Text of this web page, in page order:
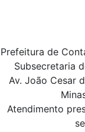
Prefeitura de
Subsecretaria
Av. João Cesar
Atendimento